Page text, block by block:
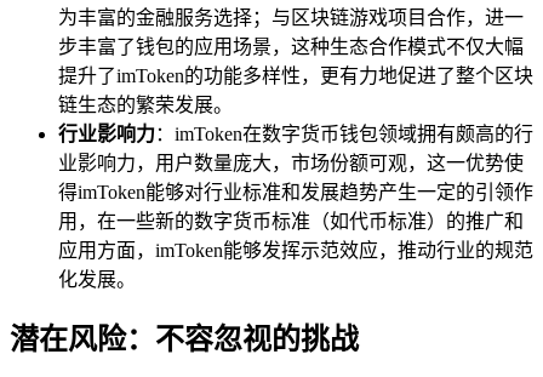
为丰富的金融服务选择；与区块链游戏项目合作，进一
步丰富了钱包的应用场景，这种生态合作模式不仅大幅
提升了imToken的功能多样性，更有力地促进了整个区块
链生态的繁荣发展。
行业影响力：imToken在数字货币钱包领域拥有颇高的行
业影响力，用户数量庞大，市场份额可观，这一优势使
得imToken能够对行业标准和发展趋势产生一定的引领作
用，在一些新的数字货币标准（如代币标准）的推广和
应用方面，imToken能够发挥示范效应，推动行业的规范
化发展。
潜在风险：不容忽视的挑战